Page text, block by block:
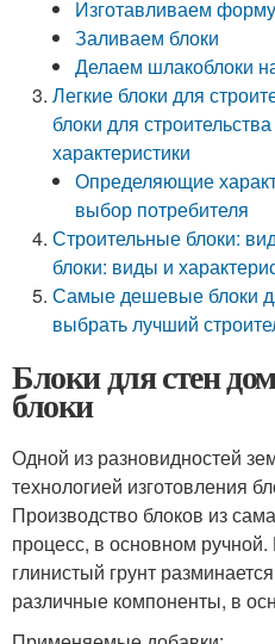
Изготавливаем форму
Заливаем блоки
Делаем шлакоблоки
Легкие блоки для
блоки для
характеристики
Определяющие
выбор потребителя
Строительные блоки:
блоки: виды и
Самые дешевые блоки
выбрать лучший
Блоки для стен
блоки
Одной из разновидностей
технологией изготовления
Производство блоков из
процесс, в основном
глинистый грунт
различные компоненты, в